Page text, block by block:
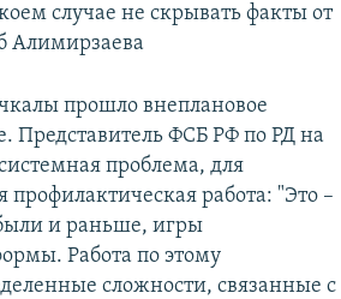
случае не скрывать факты от
Алимирзаева
прошло внеплановое
Представитель ФСБ РФ по РД на
проблема, для
работа: "Это –
и раньше, игры
Работа по этому
сложности, связанные с